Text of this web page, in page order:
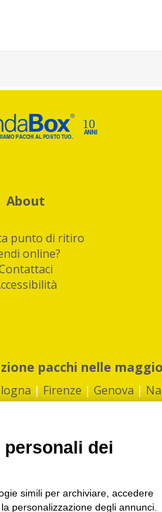
About
punto di ritiro
online?
pacchi nelle
| Firenze | Genova |
50.000€ |Whistleblowing|
e Kipoint per ritirare i tuoi
dei
simili per archiviare, accedere
personalizzazione degli annunci.